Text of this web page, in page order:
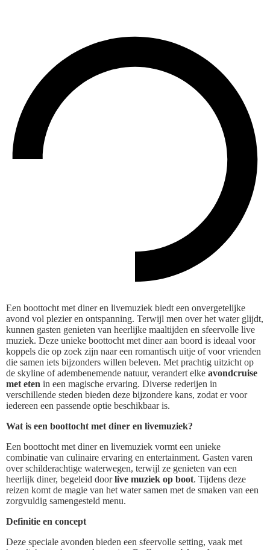
Een boottocht met diner en livemuziek biedt een onvergetelijke
avond vol plezier en ontspanning. Terwijl men over het water glijdt,
kunnen gasten genieten van heerlijke maaltijden en sfeervolle live
muziek. Deze unieke boottocht met diner aan boord is ideaal voor
koppels die op zoek zijn naar een romantisch uitje of voor vrienden
die samen iets bijzonders willen beleven. Met prachtig uitzicht op
de skyline of adembenemende natuur, verandert elke avondcruise
met eten in een magische ervaring. Diverse rederijen in
verschillende steden bieden deze bijzondere kans, zodat er voor
iedereen een passende optie beschikbaar is.
Wat is een boottocht met diner en livemuziek?
Een boottocht met diner en livemuziek vormt een unieke
combinatie van culinaire ervaring en entertainment. Gasten varen
over schilderachtige waterwegen, terwijl ze genieten van een
heerlijk diner, begeleid doorlive muziek op boot. Tijdens deze
reizen komt de magie van het water samen met de smaken van een
zorgvuldig samengesteld menu.
Definitie en concept
Deze speciale avonden bieden een sfeervolle setting, vaak met